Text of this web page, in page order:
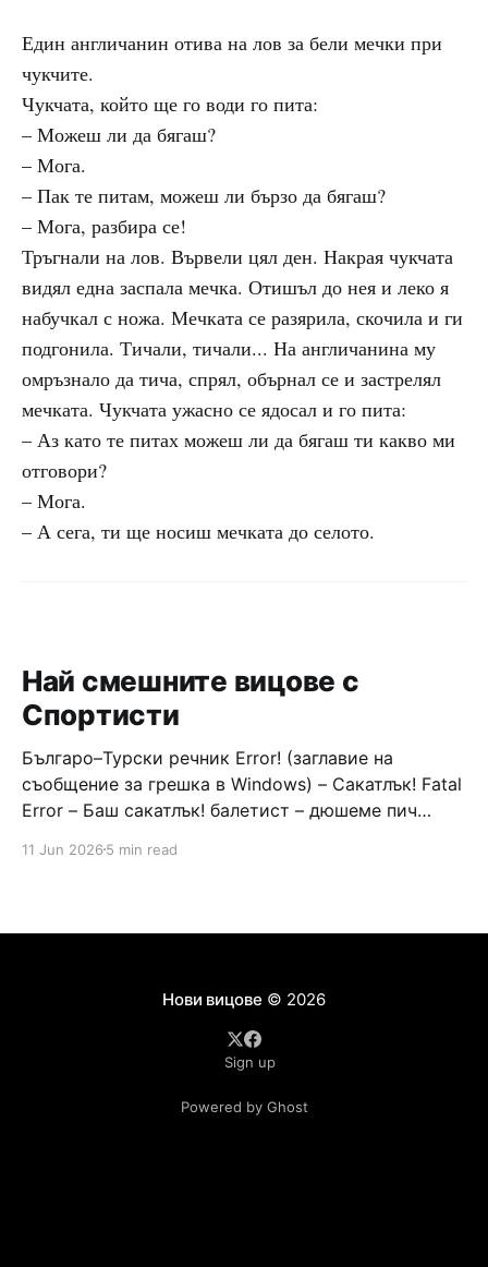
Един англичанин отива на лов за бели мечки при
чукчите.
Чукчата, който ще го води го пита:
– Можеш ли да бягаш?
– Мога.
– Пак те питам, можеш ли бързо да бягаш?
– Мога, разбира се!
Тръгнали на лов. Вървели цял ден. Накрая чукчата
видял една заспала мечка. Отишъл до нея и леко я
набучкал с ножа. Мечката се разярила, скочила и ги
подгонила. Тичали, тичали... На англичанина му
омръзнало да тича, спрял, обърнал се и застрелял
мечката. Чукчата ужасно се ядосал и го пита:
– Аз като те питах можеш ли да бягаш ти какво ми
отговори?
– Мога.
– А сега, ти ще носиш мечката до селото.
Най смешните вицове с
Спортисти
Българо–Турски речник Error! (заглавие на
съобщение за грешка в Windows) – Сакатлък! Fatal
Error – Баш сакатлък! балетист – дюшеме пич
Война и мир – Патаклама и рахатлък Cancel –
дявола – дур базик шаркан бабана сакатлък Двама
11 Jun 2026 5 min read
Нови вицове © 2026
Sign up
Powered by Ghost